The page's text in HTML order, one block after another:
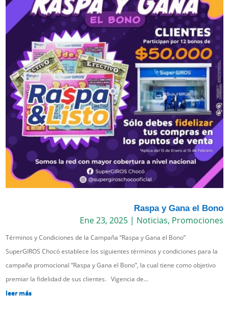
Raspa y Gana el Bono
Ene 23, 2025| Noticias, Promociones
Términos y Condiciones de la Campaña “Raspa y Gana el Bono”
SuperGIROS Chocó establece los siguientes términos y condiciones para la
campaña promocional “Raspa y Gana el Bono”, la cual tiene como objetivo
premiar la fidelidad de sus clientes. Vigencia de...
leer más